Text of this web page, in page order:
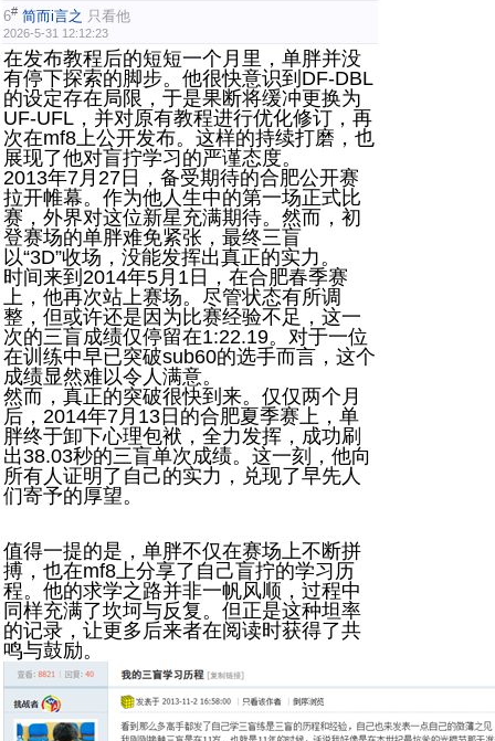
6# 简而i言之 只看他
2026-5-31 12:12:23
在发布教程后的短短一个月里，单胖并没
有停下探索的脚步。他很快意识到DF-DBL
的设定存在局限，于是果断将缓冲更换为
UF-UFL，并对原有教程进行优化修订，再
次在mf8上公开发布。这样的持续打磨，也
展现了他对盲拧学习的严谨态度。
2013年7月27日，备受期待的合肥公开赛
拉开帷幕。作为他人生中的第一场正式比
赛，外界对这位新星充满期待。然而，初
登赛场的单胖难免紧张，最终三盲
以“3D”收场，没能发挥出真正的实力。
时间来到2014年5月1日，在合肥春季赛
上，他再次站上赛场。尽管状态有所调
整，但或许还是因为比赛经验不足，这一
次的三盲成绩仅停留在1:22.19。对于一位
在训练中早已突破sub60的选手而言，这个
成绩显然难以令人满意。
然而，真正的突破很快到来。仅仅两个月
后，2014年7月13日的合肥夏季赛上，单
胖终于卸下心理包袱，全力发挥，成功刷
出38.03秒的三盲单次成绩。这一刻，他向
所有人证明了自己的实力，兑现了早先人
们寄予的厚望。
值得一提的是，单胖不仅在赛场上不断拼
搏，也在mf8上分享了自己盲拧的学习历
程。他的求学之路并非一帆风顺，过程中
同样充满了坎坷与反复。但正是这种坦率
的记录，让更多后来者在阅读时获得了共
鸣与鼓励。